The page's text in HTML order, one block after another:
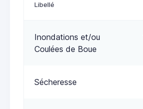
Libellé
Inondations et/ou
Coulées de Boue
Sécheresse